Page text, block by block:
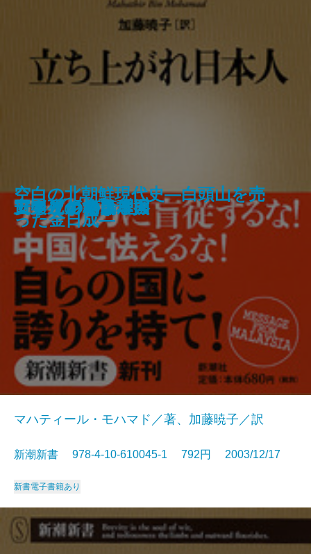
仁義なき英国タブロイド伝説
中傷と陰謀―アメリカ大統領選狂
騒史―
中東 迷走の百年史
黒いスイス
プーチン
日本はどう報じられているか
立ち上がれ日本人
マハティール・モハマド／著、加藤暁子／訳
新潮新書 978-4-10-610045-1 792円 2003/12/17
新書電子書籍あり
安楽死のできる国
空白の北朝鮮現代史―白頭山を売
った金日成―
アラブの格言
アメリカ病
日中ビジネス摩擦
アメリカの論理